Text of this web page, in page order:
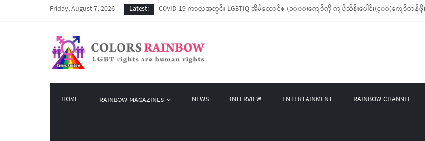
Friday, August 7, 2026 Latest:
COVID-19 ကာလအတွင်း LGBTIQ အိမ်ထောင်စု (၁၀၀၀)ကျော်ကို ကျပ်သိန်းပေါင်း(၄၀၀)ကျော်တန်ဖို
Colors Rainbow မှ စက်တင်ဘာလအတွင်း အွန်လိုင်းသင်တန်းနှစ်ခု ဖွင့်လှစ်ပေးနိုင်ခဲ့
Rainbow Katha LGBT အဖွဲ့မှ Mask နဲ့ Colors Rainbow က ထုတ်ဝေထားတဲ့ LGBT တွေရဲ့ နောက်ခံ
HOME RAINBOW MAGAZINES NEWS INTERVIEW ENTERTAINMENT RAINBOW CHANNEL